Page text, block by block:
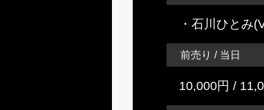
・石川ひとみ
前売り / 当日
10,000円 /